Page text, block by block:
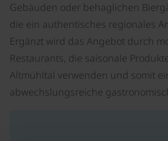
Gebäuden oder behaglichen
die ein authentisches regionales
Ergänzt wird das Angebot durch
Restaurants, die saisonale
Altmühltal verwenden und somit
abwechslungsreiche